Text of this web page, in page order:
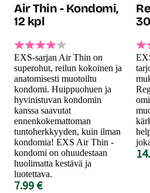
Air Thin - Kondomi,
12 kpl
EXS-sarjan Air Thin on
superohut, reilun kokoinen ja
anatomisesti muotoiltu
kondomi. Huippuohuen ja
hyvinistuvan kondomin
kanssa saavutat
ennenkokemattoman
tuntoherkkyyden, kuin ilman
kondomia! EXS Air Thin -
kondomi on ohuudestaan
huolimatta kestävä ja
luotettava.
7.99 €